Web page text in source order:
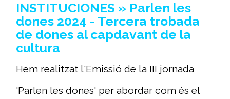
INSTITUCIONES » Parlen les
dones 2024 - Tercera trobada
de dones al capdavant de la
cultura
Hem realitzat l'Emissió de la III jornada
'Parlen les dones' per abordar com és el